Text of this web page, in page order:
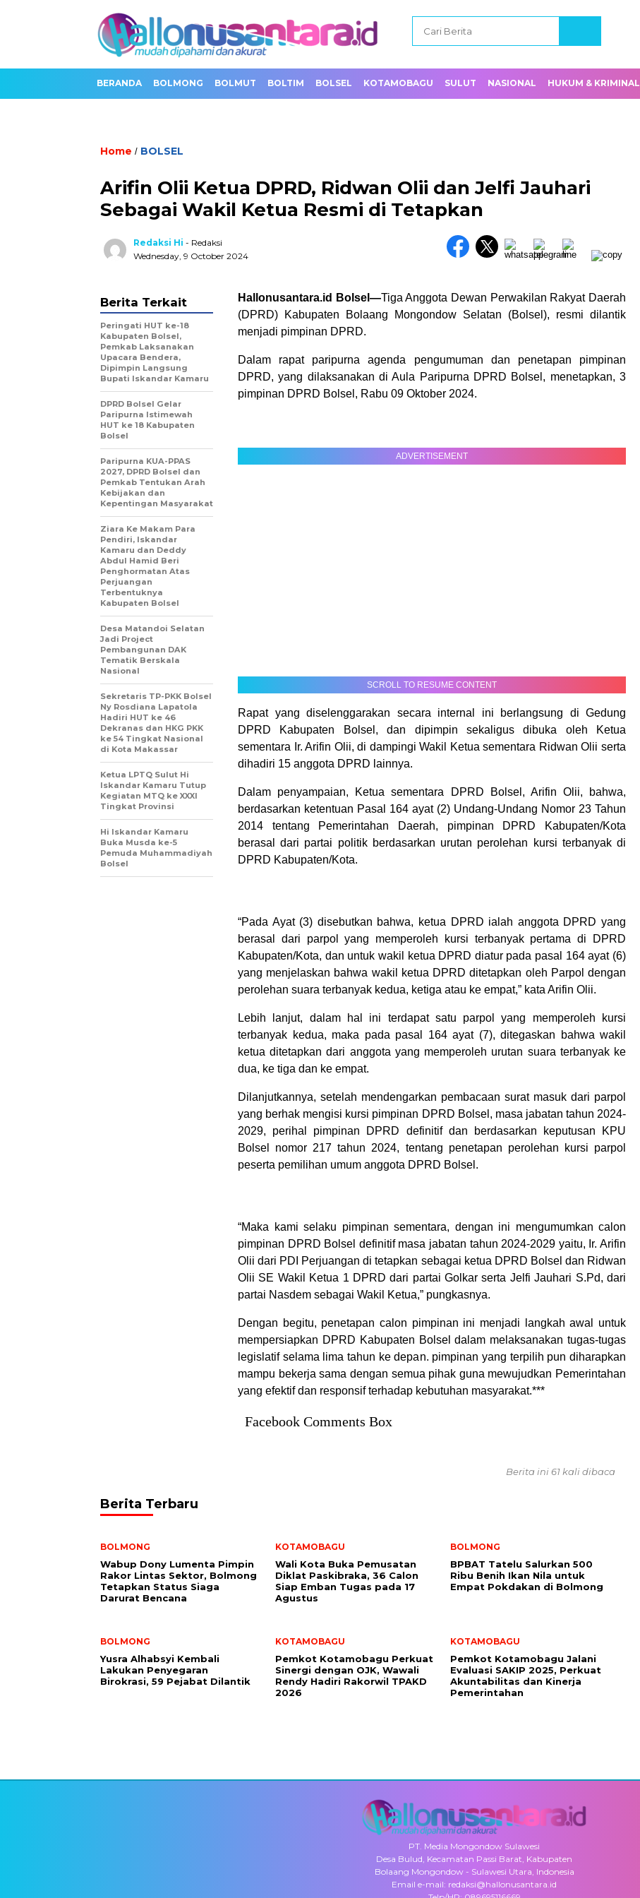
BERANDA BOLMONG BOLMUT BOLTIM BOLSEL KOTAMOBAGU SULUT NASIONAL HUKUM & KRIMINAL
Home / BOLSEL
Arifin Olii Ketua DPRD, Ridwan Olii dan Jelfi Jauhari
Sebagai Wakil Ketua Resmi di Tetapkan
Redaksi Hi - Redaksi
Wednesday, 9 October 2024
Hallonusantara.id Bolsel—Tiga Anggota Dewan Perwakilan Rakyat Daerah
(DPRD) Kabupaten Bolaang Mongondow Selatan (Bolsel), resmi dilantik
menjadi pimpinan DPRD.
Dalam rapat paripurna agenda pengumuman dan penetapan pimpinan
DPRD, yang dilaksanakan di Aula Paripurna DPRD Bolsel, menetapkan, 3
pimpinan DPRD Bolsel, Rabu 09 Oktober 2024.
ADVERTISEMENT
SCROLL TO RESUME CONTENT
Rapat yang diselenggarakan secara internal ini berlangsung di Gedung
DPRD Kabupaten Bolsel, dan dipimpin sekaligus dibuka oleh Ketua
sementara Ir. Arifin Olii, di dampingi Wakil Ketua sementara Ridwan Olii serta
dihadiri 15 anggota DPRD lainnya.
Dalam penyampaian, Ketua sementara DPRD Bolsel, Arifin Olii, bahwa,
berdasarkan ketentuan Pasal 164 ayat (2) Undang-Undang Nomor 23 Tahun
2014 tentang Pemerintahan Daerah, pimpinan DPRD Kabupaten/Kota
berasal dari partai politik berdasarkan urutan perolehan kursi terbanyak di
DPRD Kabupaten/Kota.
“Pada Ayat (3) disebutkan bahwa, ketua DPRD ialah anggota DPRD yang
berasal dari parpol yang memperoleh kursi terbanyak pertama di DPRD
Kabupaten/Kota, dan untuk wakil ketua DPRD diatur pada pasal 164 ayat (6)
yang menjelaskan bahwa wakil ketua DPRD ditetapkan oleh Parpol dengan
perolehan suara terbanyak kedua, ketiga atau ke empat,” kata Arifin Olii.
Lebih lanjut, dalam hal ini terdapat satu parpol yang memperoleh kursi
terbanyak kedua, maka pada pasal 164 ayat (7), ditegaskan bahwa wakil
ketua ditetapkan dari anggota yang memperoleh urutan suara terbanyak ke
dua, ke tiga dan ke empat.
Dilanjutkannya, setelah mendengarkan pembacaan surat masuk dari parpol
yang berhak mengisi kursi pimpinan DPRD Bolsel, masa jabatan tahun 2024-
2029, perihal pimpinan DPRD definitif dan berdasarkan keputusan KPU
Bolsel nomor 217 tahun 2024, tentang penetapan perolehan kursi parpol
peserta pemilihan umum anggota DPRD Bolsel.
“Maka kami selaku pimpinan sementara, dengan ini mengumumkan calon
pimpinan DPRD Bolsel definitif masa jabatan tahun 2024-2029 yaitu, Ir. Arifin
Olii dari PDI Perjuangan di tetapkan sebagai ketua DPRD Bolsel dan Ridwan
Olii SE Wakil Ketua 1 DPRD dari partai Golkar serta Jelfi Jauhari S.Pd, dari
partai Nasdem sebagai Wakil Ketua,” pungkasnya.
Dengan begitu, penetapan calon pimpinan ini menjadi langkah awal untuk
mempersiapkan DPRD Kabupaten Bolsel dalam melaksanakan tugas-tugas
legislatif selama lima tahun ke depan. pimpinan yang terpilih pun diharapkan
mampu bekerja sama dengan semua pihak guna mewujudkan Pemerintahan
yang efektif dan responsif terhadap kebutuhan masyarakat.***
Facebook Comments Box
Berita Terkait
Peringati HUT ke-18
Kabupaten Bolsel,
Pemkab Laksanakan
Upacara Bendera,
Dipimpin Langsung
Bupati Iskandar Kamaru
DPRD Bolsel Gelar
Paripurna Istimewah
HUT ke 18 Kabupaten
Bolsel
Paripurna KUA-PPAS
2027, DPRD Bolsel dan
Pemkab Tentukan Arah
Kebijakan dan
Kepentingan Masyarakat
Ziara Ke Makam Para
Pendiri, Iskandar
Kamaru dan Deddy
Abdul Hamid Beri
Penghormatan Atas
Perjuangan
Terbentuknya
Kabupaten Bolsel
Desa Matandoi Selatan
Jadi Project
Pembangunan DAK
Tematik Berskala
Nasional
Sekretaris TP-PKK Bolsel
Ny Rosdiana Lapatola
Hadiri HUT ke 46
Dekranas dan HKG PKK
ke 54 Tingkat Nasional
di Kota Makassar
Ketua LPTQ Sulut Hi
Iskandar Kamaru Tutup
Kegiatan MTQ ke XXXI
Tingkat Provinsi
Hi Iskandar Kamaru
Buka Musda ke-5
Pemuda Muhammadiyah
Bolsel
Berita ini 61 kali dibaca
Berita Terbaru
BOLMONG
Wabup Dony Lumenta Pimpin
Rakor Lintas Sektor, Bolmong
Tetapkan Status Siaga
Darurat Bencana
KOTAMOBAGU
Wali Kota Buka Pemusatan
Diklat Paskibraka, 36 Calon
Siap Emban Tugas pada 17
Agustus
BOLMONG
BPBAT Tatelu Salurkan 500
Ribu Benih Ikan Nila untuk
Empat Pokdakan di Bolmong
BOLMONG
Yusra Alhabsyi Kembali
Lakukan Penyegaran
Birokrasi, 59 Pejabat Dilantik
KOTAMOBAGU
Pemkot Kotamobagu Perkuat
Sinergi dengan OJK, Wawali
Rendy Hadiri Rakorwil TPAKD
2026
KOTAMOBAGU
Pemkot Kotamobagu Jalani
Evaluasi SAKIP 2025, Perkuat
Akuntabilitas dan Kinerja
Pemerintahan
PT. Media Mongondow Sulawesi
Desa Bulud, Kecamatan Passi Barat, Kabupaten
Bolaang Mongondow - Sulawesi Utara, Indonesia
Email e-mail: redaksi@hallonusantara.id